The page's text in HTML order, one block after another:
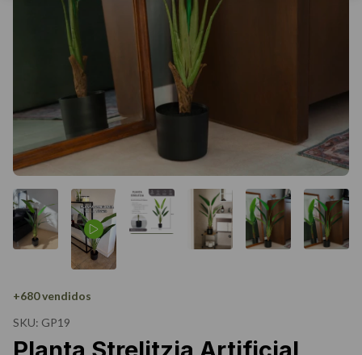
+680 vendidos
SKU: GP19